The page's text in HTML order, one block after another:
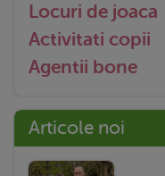
Locuri de joaca
Activitati copii
Agentii bone
Articole noi